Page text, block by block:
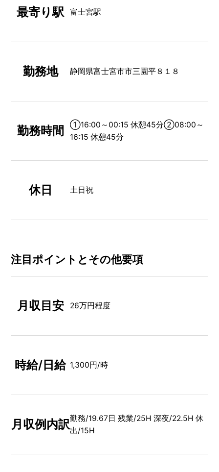
最寄り駅 富士宮駅
勤務地 静岡県富士宮市市三園平８１８
勤務時間
①16:00～00:15 休憩45分②08:00～
16:15 休憩45分
休日 土日祝
注⽬ポイントとその他要項
月収目安 26万円程度
時給/日給 1,300円/時
月収例内訳勤務/19.67日 残業/25H 深夜/22.5H 休
出/15H